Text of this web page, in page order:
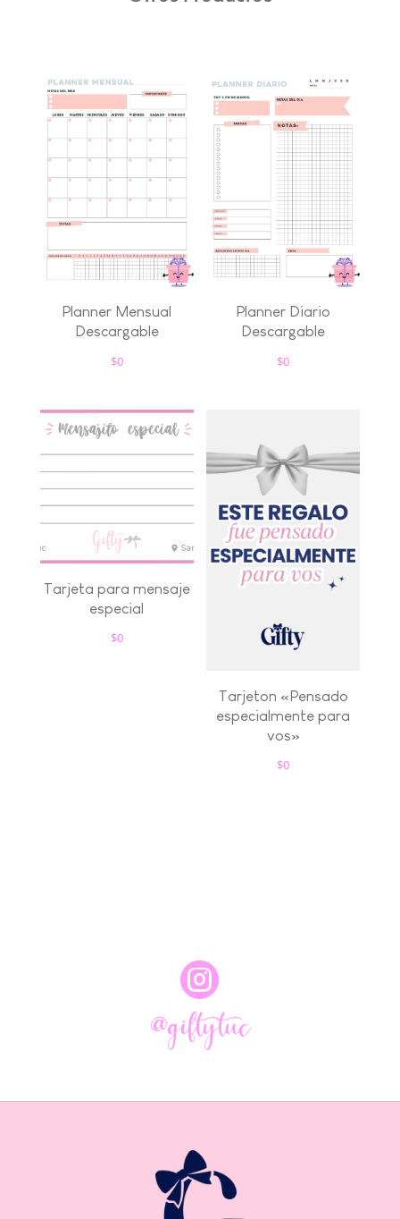
Planner Mensual
Descargable
$0
Planner Diario
Descargable
$0
Tarjeta para mensaje
especial
$0
Tarjeton «Pensado
especialmente para
vos»
$0

@giftytuc